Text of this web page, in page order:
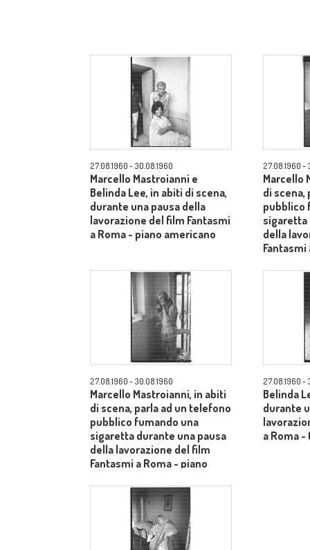
27.08.1960 - 30.08.1960
Marcello Mastroianni e
Belinda Lee, in abiti di scena,
durante una pausa della
lavorazione del film Fantasmi
a Roma - piano americano
27.08.1960 -
Marcello
di scena,
pubblico
sigaretta
della
Fantasmi
27.08.1960 - 30.08.1960
Marcello Mastroianni, in abiti
di scena, parla ad un telefono
pubblico fumando una
sigaretta durante una pausa
della lavorazione del film
Fantasmi a Roma - piano
27.08.1960 -
Belinda
durante
a Roma